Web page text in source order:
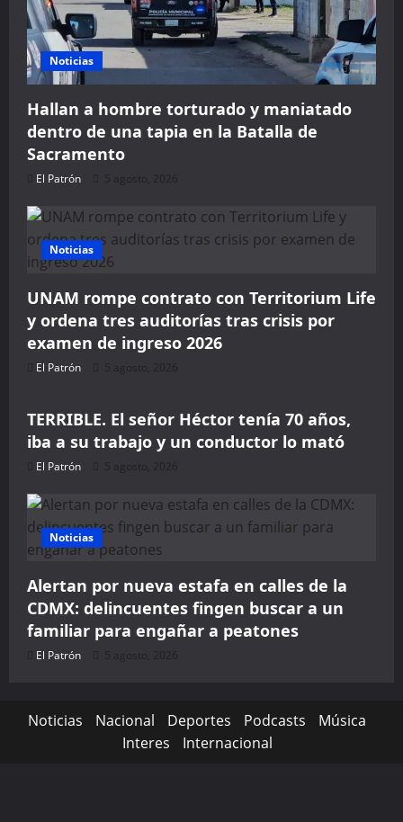
Noticias
Hallan a hombre torturado y maniatado
dentro de una tapia en la Batalla de
Sacramento
El Patrón 5 agosto, 2026
Noticias
UNAM rompe contrato con Territorium Life
y ordena tres auditorías tras crisis por
examen de ingreso 2026
El Patrón 5 agosto, 2026
Seguridad
TERRIBLE. El señor Héctor tenía 70 años,
iba a su trabajo y un conductor lo mató
El Patrón 5 agosto, 2026
Noticias
Alertan por nueva estafa en calles de la
CDMX: delincuentes fingen buscar a un
familiar para engañar a peatones
El Patrón 5 agosto, 2026
Noticias Nacional Deportes Podcasts
Música
Interes
Internacional
15%Off Your First
Sign up today and get15% off
PROMO CODE